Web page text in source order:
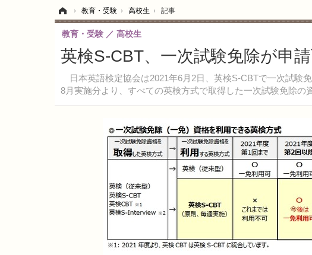
› 教育・受験 › 高校生 › 記事
英検S-CBT、一次試験免除が申
日本英語検定協会は2021年6月2日、英検S-CBTで一次試験
8月実施分より、すべての英検方式で取得した一次試験免除の
教育・受験 高校生